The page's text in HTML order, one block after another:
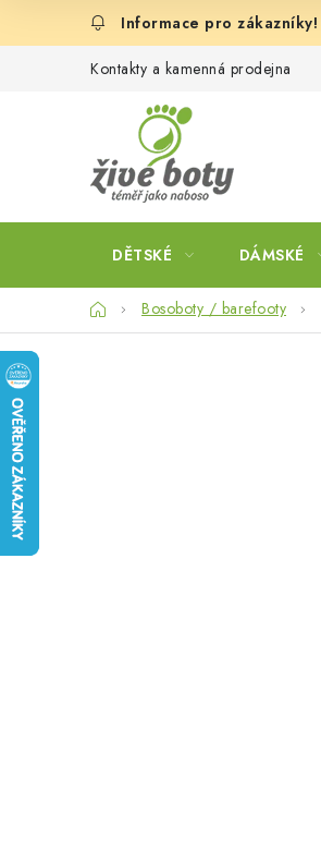
Kontakty a kamenná prodejna
DĚTSKÉ DÁMSKÉ
DomůBosoboty / barefooty